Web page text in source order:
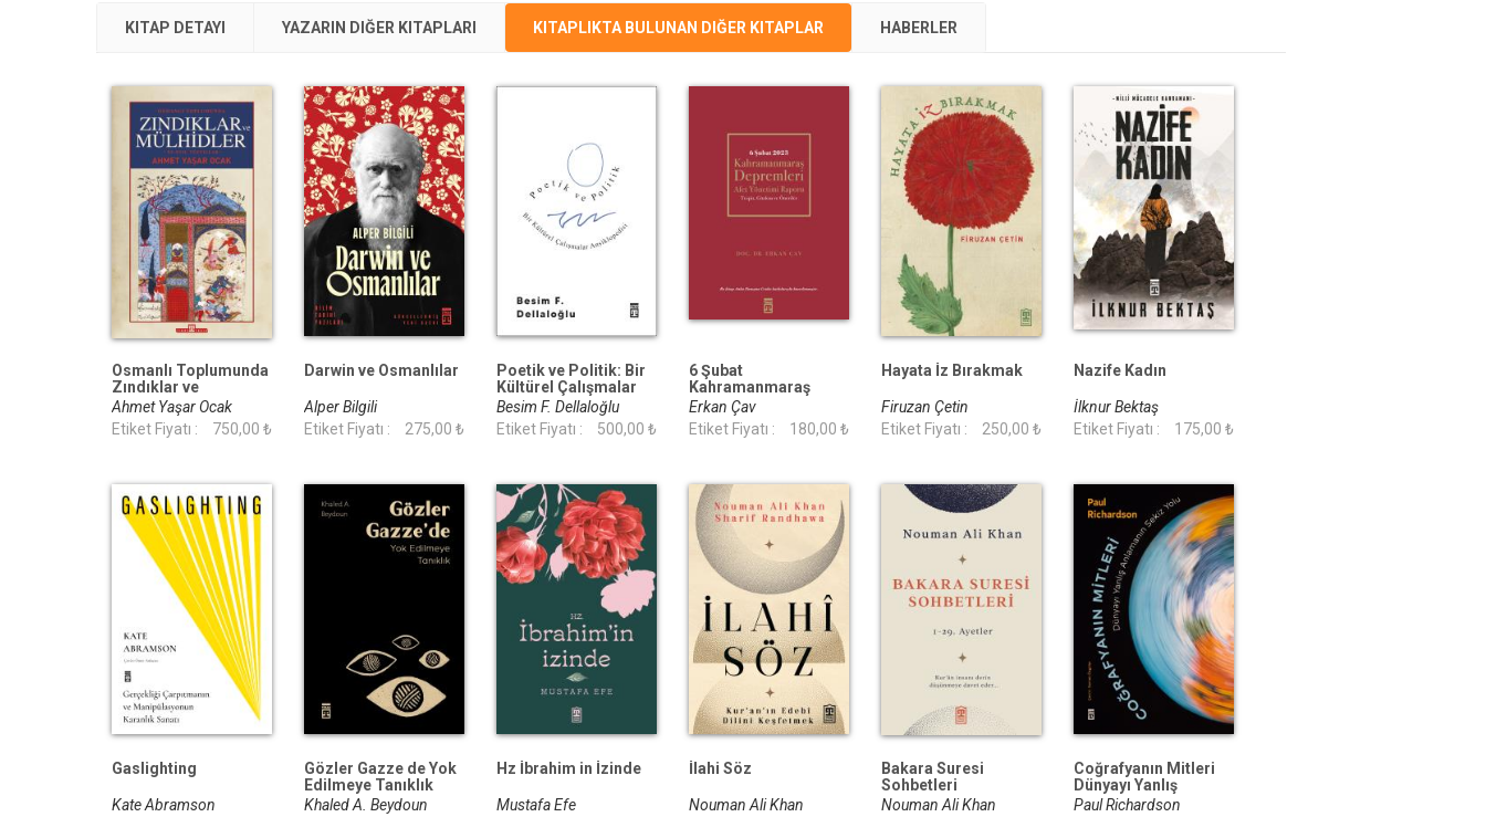
KITAP DETAYI YAZARIN DIĞER KITAPLARI KITAPLIKTA BULUNAN DIĞER KITAPLAR HABERLER
Osmanlı Toplumunda
Zındıklar ve
Mülhidler
Ahmet Yaşar Ocak
Etiket Fiyatı :
750,00 ₺
Darwin ve Osmanlılar
Alper Bilgili
Etiket Fiyatı :
275,00 ₺
Poetik ve Politik: Bir
Kültürel Çalışmalar
Ansiklopedisi
Besim F. Dellaloğlu
Etiket Fiyatı :
500,00 ₺
6 Şubat
Kahramanmaraş
Depremleri
Erkan Çav
Etiket Fiyatı :
180,00 ₺
Hayata İz Bırakmak
Firuzan Çetin
Etiket Fiyatı :
250,00 ₺
Nazife Kadın
İlknur Bektaş
Etiket Fiyatı :
175,00 ₺
Gaslighting
Kate Abramson
Gözler Gazze de Yok
Edilmeye Tanıklık
Khaled A. Beydoun
Hz İbrahim in İzinde
Mustafa Efe
İlahi Söz
Nouman Ali Khan
Bakara Suresi
Sohbetleri
Nouman Ali Khan
Coğrafyanın Mitleri
Dünyayı Yanlış
Anlamanın Sekiz Yolu
Paul Richardson